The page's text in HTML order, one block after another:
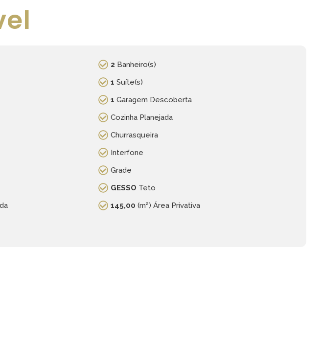
2 Banheiro(s)
1 Suíte(s)
1 Garagem Descoberta
Cozinha Planejada
Churrasqueira
Interfone
Grade
GESSO Teto
145,00 (m²) Área Privativa